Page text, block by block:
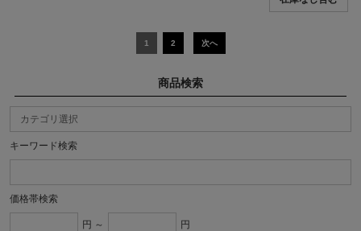
1 2 次へ
商品検索
キーワード検索
価格帯検索
円 ～ 円